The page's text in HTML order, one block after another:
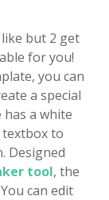
but 2 get
for you!
you can
a special
a white
textbox to
Designed
tool, the
can edit